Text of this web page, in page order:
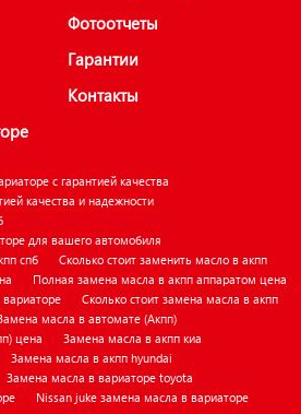
Фотоотчеты
Гарантии
Контакты
с гарантией качества
качества и надежности
для вашего автомобиля
спб
Сколько стоит заменить масло в акпп
Полная замена масла в акпп аппаратом цена
Сколько стоит замена масла в акпп
масла в автомате (Акпп)
цена
Замена масла в акпп киа
Замена масла в акпп hyundai
Замена масла в вариаторе toyota
Nissan juke замена масла в вариаторе